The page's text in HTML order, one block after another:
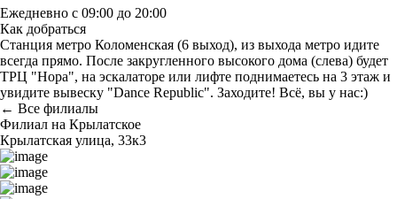
Ежедневно с 09:00 до 20:00
Как добраться
Станция метро Коломенская (6 выход), из выхода метро идите
всегда прямо. После закругленного высокого дома (слева) будет
ТРЦ "Нора", на эскалаторе или лифте поднимаетесь на 3 этаж и
увидите вывеcку "Dance Republic". Заходите! Всё, вы у нас:)
← Все филиалы
Филиал на Крылатское
Крылатская улица, 33к3